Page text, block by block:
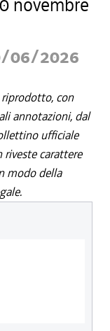
novembre
06/2026
con
annotazioni, dal
ufficiale
riveste carattere
modo della